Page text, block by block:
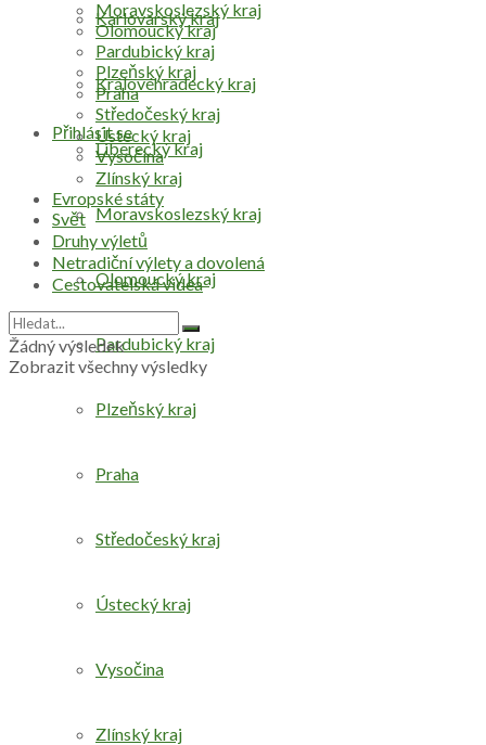
Přihlásit se
Karlovarský kraj
Královéhradecký kraj
Liberecký kraj
Moravskoslezský kraj
Olomoucký kraj
Pardubický kraj
Plzeňský kraj
Praha
Středočeský kraj
Ústecký kraj
Vysočina
Zlínský kraj
Moravskoslezský kraj
Olomoucký kraj
Pardubický kraj
Plzeňský kraj
Praha
Středočeský kraj
Ústecký kraj
Vysočina
Zlínský kraj
Evropské státy
Svět
Druhy výletů
Netradiční výlety a dovolená
Cestovatelská videa
Žádný výsledek
Zobrazit všechny výsledky